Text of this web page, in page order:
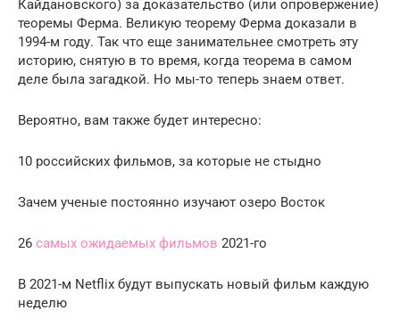
Кайдановского) за доказательство (или опровержение)
теоремы Ферма. Великую теорему Ферма доказали в
1994-м году. Так что еще занимательнее смотреть эту
историю, снятую в то время, когда теорема в самом
деле была загадкой. Но мы-то теперь знаем ответ.
Вероятно, вам также будет интересно:
10 российских фильмов, за которые не стыдно
Зачем ученые постоянно изучают озеро Восток
26 самых ожидаемых фильмов 2021-го
В 2021-м Netflix будут выпускать новый фильм каждую
неделю